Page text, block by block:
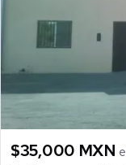
$35,000 MXN